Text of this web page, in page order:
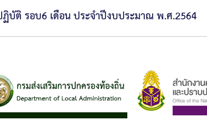
บัติ รอบ6 เดือน ประจำปีงบประมาณ พ.ศ.2564